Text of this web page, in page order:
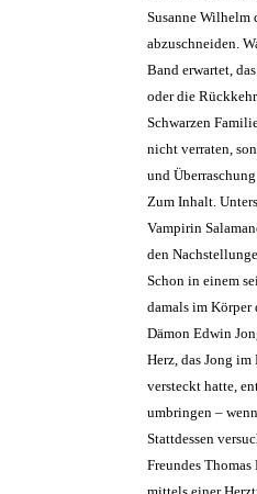
Susanne Wilhelm
abzuschneiden.
Band erwartet,
oder die
Schwarzen
nicht verraten,
und Überraschung
Zum Inhalt.
Vampirin
den
Schon in einem
damals im Körper
Dämon Edwin
Herz, das Jong
versteckt hatte,
umbringen –
Stattdessen
Freundes